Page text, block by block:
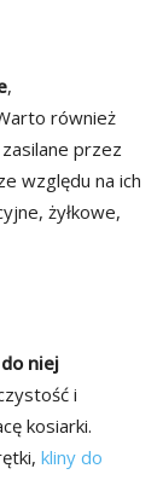
,
również
przez
względu na ich
żyłkowe,
niej
i
kosiarki.
kliny do